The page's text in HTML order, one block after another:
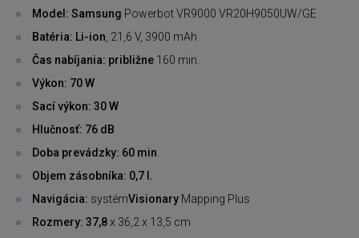
Model: Samsung Powerbot VR9000 VR20H9050UW/GE
Batéria: Li-ion, 21,6 V, 3900 mAh
Čas nabíjania: približne 160 min.
Výkon: 70 W
Sací výkon: 30 W
Hlučnosť: 76 dB
Doba prevádzky: 60 min.
Objem zásobníka: 0,7 l.
Navigácia: systémVisionary Mapping Plus
Rozmery: 37,8x 36,2 x 13,5 cm